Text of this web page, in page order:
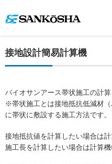
接地設計簡易計算機
バイオサンアース帯状施工の計算
※帯状施工とは接地抵抗低減材
に帯状に敷設する施工方法です。
接地抵抗値を計算したい場合は
施工長を計算したい場合は計算